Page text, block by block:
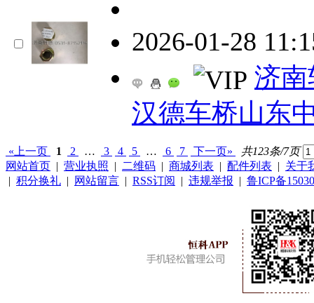
2026-01-28
济
汉德车桥山东
«上一页 1 2 … 3 4 5 … 6 7 下一页»
共123条/7页
网站首页 | 营业执照 | 二维码 | 商城列表 | 配件列表 | 关于
| 积分换礼 | 网站留言 | RSS订阅 | 违规举报 | 鲁ICP备